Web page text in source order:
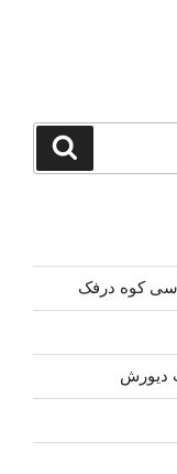
جستجو
کوه درفک
دیورش